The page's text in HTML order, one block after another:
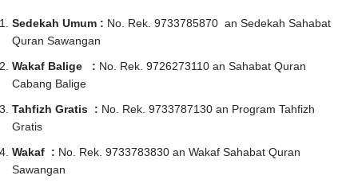
Sedekah Umum : No. Rek. 9733785870 an Sedekah Sahabat
Quran Sawangan
Wakaf Balige : No. Rek. 9726273110 an Sahabat Quran
Cabang Balige
Tahfizh Gratis : No. Rek. 9733787130 an Program Tahfizh
Gratis
Wakaf : No. Rek. 9733783830 an Wakaf Sahabat Quran
Sawangan